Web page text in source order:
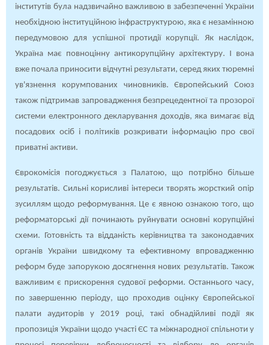
інститутів була надзвичайно важливою в забезпеченні України
необхідною інституційною інфраструктурою, яка є нeзамінною
передумовою для успішної протидії корупції. Як наслідок,
Україна має повноцінну антикорупційну архітектуру. І вона
вже почала приносити відчутні результати, серед яких тюремні
ув'язнення корумпованих чиновників. Європейський Союз
також підтримав запровадження безпрецедентної та прозорої
системи електронного декларування доходів, яка вимагає від
посадових осіб і політиків розкривати інформацію про свої
приватні активи.
Єврокомісія погоджується з Палатою, що потрібно більше
результатів. Сильні корисливі інтереси творять жорсткий опір
зусиллям щодо реформування. Це є явною ознакою того, що
реформаторські дії починають руйнувати основні корупційні
схеми. Готовність та відданість керівництва та законодавчих
органів України швидкому та ефективному впровадженню
реформ буде запорукою досягнення нових результатів. Також
важливим є прискорення судової реформи. Останнього часу,
по завершенню періоду, що проходив оцінку Європейської
палати аудиторів у 2019 році, такі обнадійливі події як
пропозиція України щодо участі ЄС та міжнародної спільноти у